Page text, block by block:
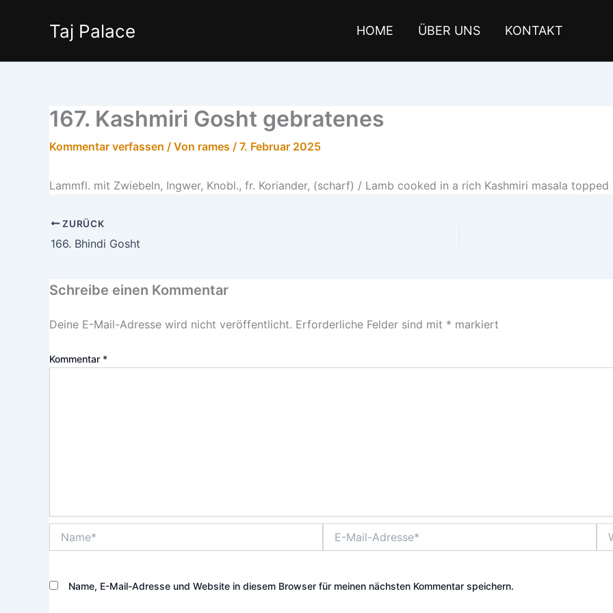
Taj Palace HOME ÜBER UNS KONTAKT
167. Kashmiri Gosht gebratenes
Kommentar verfassen / Von rames / 7. Februar 2025
Lammfl. mit Zwiebeln, Ingwer, Knobl., fr. Koriander, (scharf) / Lamb cooked in a rich Kashmiri masala
ZURÜCK
166. Bhindi Gosht
Schreibe einen Kommentar
Deine E-Mail-Adresse wird nicht veröffentlicht. Erforderliche Felder sind mit * markiert
Kommentar *
Mail-
Name, E-Mail-Adresse und Website in diesem Browser für meinen nächsten Kommentar speichern.